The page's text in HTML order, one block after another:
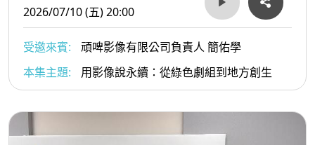
2026/07/10 (五) 20:00
受邀來賓:
頑啤影像有限公司負責人 簡佑學
本集主題:
用影像說永續：從綠色劇組到地方創生